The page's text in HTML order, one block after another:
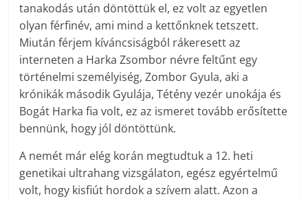
tanakodás után döntöttük el, ez volt az egyetlen
olyan férfinév, ami mind a kettőnknek tetszett.
Miután férjem kíváncsiságból rákeresett az
interneten a Harka Zsombor névre feltűnt egy
történelmi személyiség, Zombor Gyula, aki a
krónikák második Gyulája, Tétény vezér unokája és
Bogát Harka fia volt, ez az ismeret tovább erősítette
bennünk, hogy jól döntöttünk.
A nemét már elég korán megtudtuk a 12. heti
genetikai ultrahang vizsgálaton, egész egyértelmű
volt, hogy kisfiút hordok a szívem alatt. Azon a